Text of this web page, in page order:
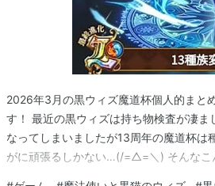
2026年3月の黒ウィズ魔道杯個人的まと
す！ 最近の黒ウィズは持ち物検査が凄
なってしまいましたが13周年の魔道杯は
がに頑張るしかない…(/=△=＼) そんなこ